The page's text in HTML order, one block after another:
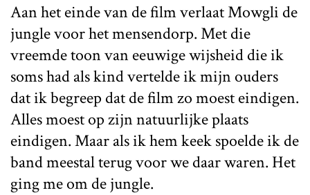
Aan het einde van de film verlaat Mowgli de
jungle voor het mensendorp. Met die
vreemde toon van eeuwige wijsheid die ik
soms had als kind vertelde ik mijn ouders
dat ik begreep dat de film zo moest eindigen.
Alles moest op zijn natuurlijke plaats
eindigen. Maar als ik hem keek spoelde ik de
band meestal terug voor we daar waren. Het
ging me om de jungle.